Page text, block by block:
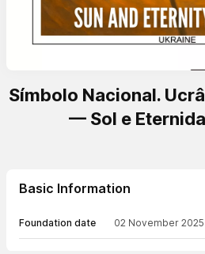
Símbolo Nacional.
— Sol e
Basic Information
Foundation date 02 November 2025